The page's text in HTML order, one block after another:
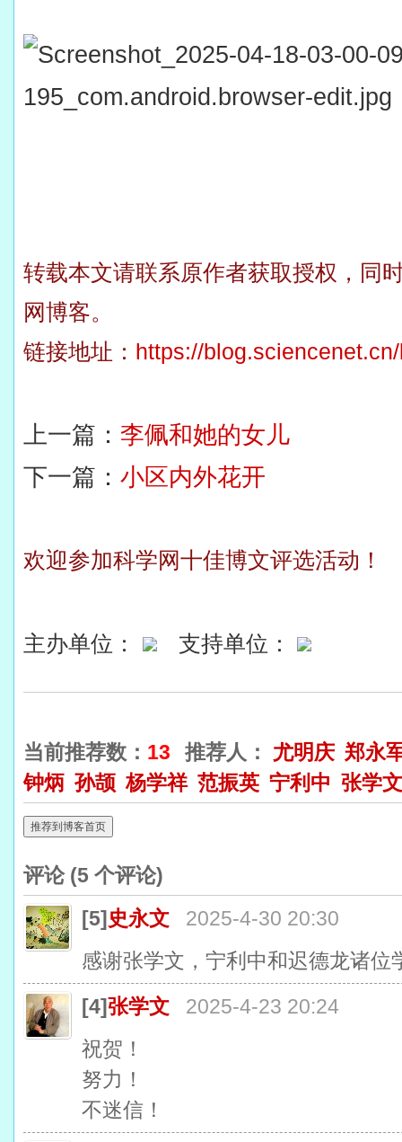
转载本文请联系原作者获取授权，同
网博客。
链接地址： https://
上一篇： 李佩和她的女儿
下一篇： 小区内外花开
欢迎参加科学网十佳博文评选活动！
主办单位： 支持单位：
当前推荐数： 13 推荐人： 尤明庆 郑永
钟炳 孙颉 杨学祥 范振英 宁利中 张学文
推荐到博客首页
评论 (5 个评论)
[5]史永文
2025-4-30 20:30
感谢张学文，宁利中和迟德龙诸位
[4]张学文
2025-4-23 20:24
祝贺！
努力！
不迷信！